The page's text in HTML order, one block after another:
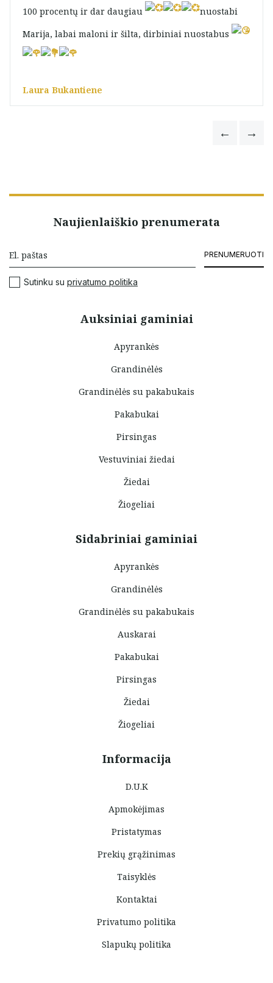
100 procentų ir dar daugiau
nuostabi
Marija, labai maloni ir šilta, dirbiniai nuostabus
Laura Bukantiene
Auksiniai gaminiai
Apyrankės
Grandinėlės
Grandinėlės su pakabukais
Pakabukai
Pirsingas
Vestuviniai žiedai
Žiedai
Žiogeliai
Sidabriniai gaminiai
Apyrankės
Grandinėlės
Grandinėlės su pakabukais
Auskarai
Pakabukai
Pirsingas
Žiedai
Žiogeliai
Informacija
D.U.K
Apmokėjimas
Pristatymas
Prekių grąžinimas
Taisyklės
Kontaktai
Privatumo politika
Slapukų politika
Naujienlaiškio prenumerata
PRENUMERUOTI
Sutinku su privatumo politika